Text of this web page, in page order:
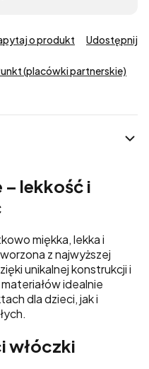
o produkt Udostępnij
(placówki partnerskie)
– lekkość i
miękka, lekka i
z najwyższej
unikalnej konstrukcji i
idealnie
dla dzieci, jak i
włóczki